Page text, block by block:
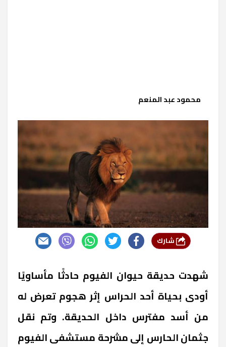
محمود عبد المنعم
شهدت حديقة حيوان الفيوم حادثًا مأساويًا
أودى بحياة أحد الحراس إثر هجوم تعرض له
من أسد مفترس داخل الحديقة. وتم نقل
جثمان الحارس إلى مشرحة مستشفى الفيوم